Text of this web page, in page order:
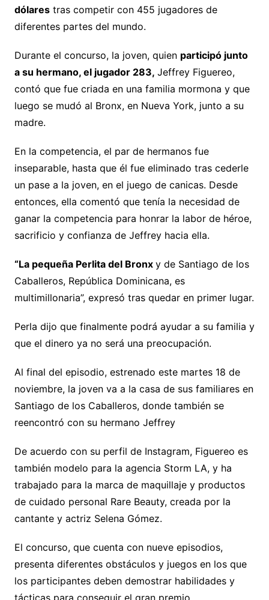
dólarestras competir con 455 jugadores de
diferentes partes del mundo.
Durante el concurso, la joven, quien participó junto
a su hermano, el jugador 283, Jeffrey Figuereo,
contó que fue criada en una familia mormona y que
luego se mudó al Bronx, en Nueva York, junto a su
madre.
En la competencia, el par de hermanos fue
inseparable, hasta que él fue eliminado tras cederle
un pase a la joven, en el juego de canicas. Desde
entonces, ella comentó que tenía la necesidad de
ganar la competencia para honrar la labor de héroe,
sacrificio y confianza de Jeffrey hacia ella.
“La pequeña Perlita del Bronx y de Santiago de los
Caballeros, República Dominicana, es
multimillonaria”, expresó tras quedar en primer lugar.
Perla dijo que finalmente podrá ayudar a su familia y
que el dinero ya no será una preocupación.
Al final del episodio, estrenado este martes 18 de
noviembre, la joven va a la casa de sus familiares en
Santiago de los Caballeros, donde también se
reencontró con su hermano Jeffrey
De acuerdo con su perfil de Instagram, Figuereo es
también modelo para la agencia Storm LA, y ha
trabajado para la marca de maquillaje y productos
de cuidado personal Rare Beauty, creada por la
cantante y actriz Selena Gómez.
El concurso, que cuenta con nueve episodios,
presenta diferentes obstáculos y juegos en los que
los participantes deben demostrar habilidades y
tácticas para conseguir el gran premio.